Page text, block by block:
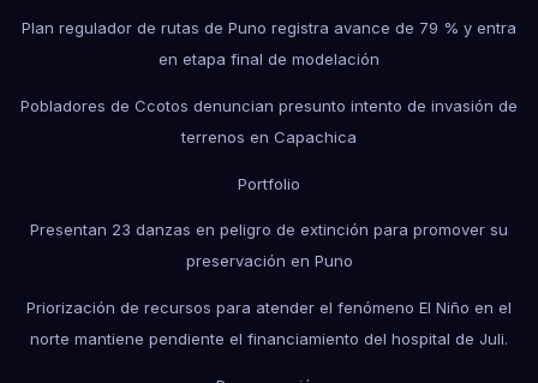
Plan regulador de rutas de Puno registra avance de 79 % y entra
en etapa final de modelación
Pobladores de Ccotos denuncian presunto intento de invasión de
terrenos en Capachica
Portfolio
Presentan 23 danzas en peligro de extinción para promover su
preservación en Puno
Priorización de recursos para atender el fenómeno El Niño en el
norte mantiene pendiente el financiamiento del hospital de Juli.